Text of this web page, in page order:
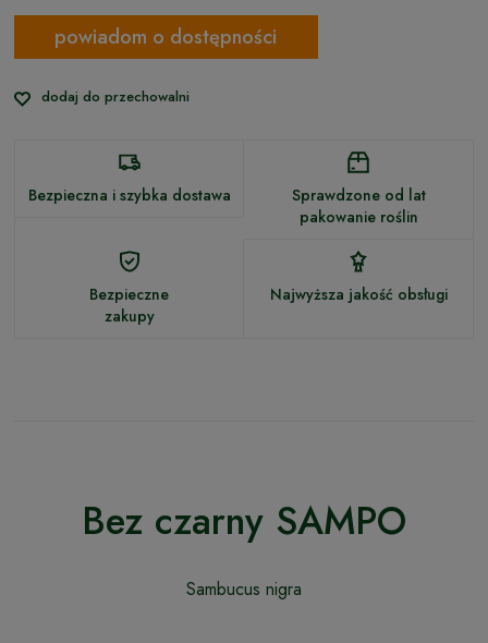
powiadom o dostępności
dodaj do przechowalni
Bezpieczna i szybka dostawa
Sprawdzone od lat
pakowanie roślin
Bezpieczne
zakupy
Najwyższa jakość obsługi
Bez czarny SAMPO
Sambucus nigra